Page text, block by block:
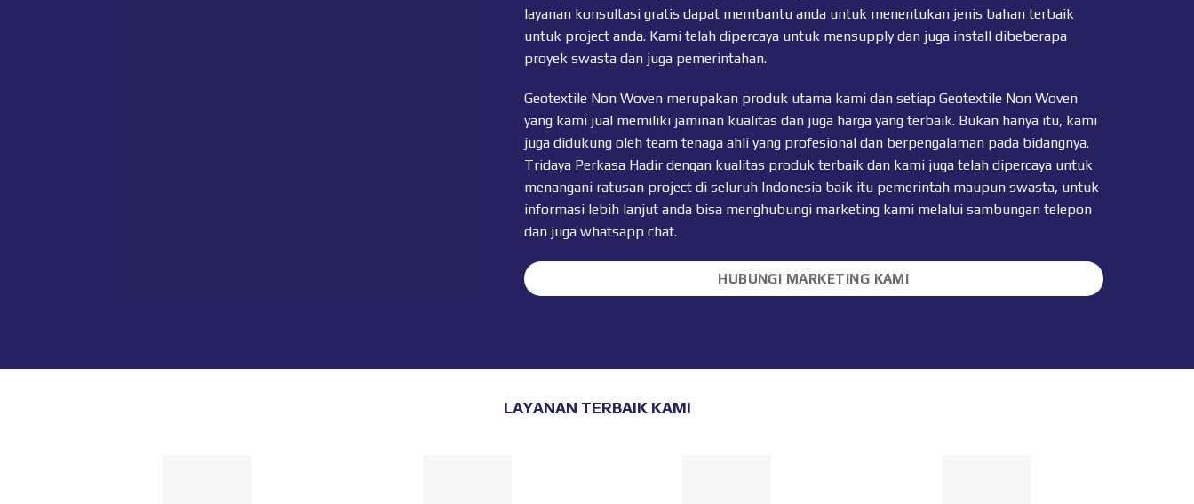
layanan konsultasi gratis dapat membantu anda untuk menentukan jenis bahan terbaik
untuk project anda. Kami telah dipercaya untuk mensupply dan juga install dibeberapa
proyek swasta dan juga pemerintahan.
Geotextile Non Woven merupakan produk utama kami dan setiap Geotextile Non Woven
yang kami jual memiliki jaminan kualitas dan juga harga yang terbaik. Bukan hanya itu, kami
juga didukung oleh team tenaga ahli yang profesional dan berpengalaman pada bidangnya.
Tridaya Perkasa Hadir dengan kualitas produk terbaik dan kami juga telah dipercaya untuk
menangani ratusan project di seluruh Indonesia baik itu pemerintah maupun swasta, untuk
informasi lebih lanjut anda bisa menghubungi marketing kami melalui sambungan telepon
dan juga whatsapp chat.
HUBUNGI MARKETING KAMI
LAYANAN TERBAIK KAMI